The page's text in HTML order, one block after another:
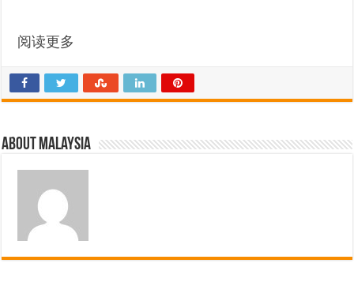
阅读更多
About Malaysia